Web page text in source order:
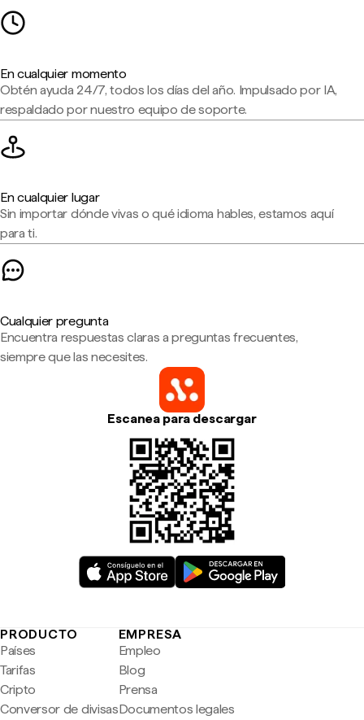
En cualquier momento
Obtén ayuda 24/7, todos los días del año. Impulsado por IA,
respaldado por nuestro equipo de soporte.
En cualquier lugar
Sin importar dónde vivas o qué idioma hables, estamos aquí
para ti.
Cualquier pregunta
Encuentra respuestas claras a preguntas frecuentes,
siempre que las necesites.
Escanea para descargar
PRODUCTO
Países
Tarifas
Cripto
Conversor de divisas
EMPRESA
Empleo
Blog
Prensa
Documentos legales